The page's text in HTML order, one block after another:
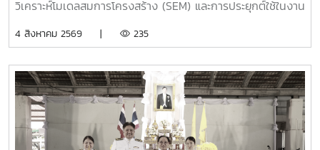
มหาวิทยาลัยเทคโนโลยีราชมงคลล้านนา . ?? ผลงานได้รับรางวัล
โดย ดร.วุฒิพงษ์ ฉั่วตระกูล และคณะนักวิจัย 2. ประเภทนวัตกร
วิสาหกิจกลุ่มเกษตรกรเพื่อการเกษตรอย่างยั่งยืนบ้านหนองแฝก
3. ประเภทนวัตกรชุมชน รางวัล "ประกาศเกียรติคุณ" โดย คุณ
เฉลิมชัย จันทร์ชา ประธานวิสาหกิจชุมชนเกษตรกรรมพื้นบ้าน
ตำบลสำราญราษฎร์ 4. ประเภทนวัตกรรมเทคโนโลยีที่เหมาะสม
รางวัล "ประกาศเกียรติคุณ" โดย คณะนักวิจัยและนวัตกรชุมชน .
วิเคราะห์โมเดลสมการโครงสร้าง (SEM) และการประยุกต์ใช้ในงาน
อำนวยการบัณฑิตวิทยาลัย มหาวิทยาลัยราชภัฏภูเก็ต เป็น
#TDSMJU #TD #TourismDevelopment #มหาวิทยาลัยแม่โจ้
#คณะพัฒนาการท่องเที่ยว #ท่องเที่ยวแม่โจ้
4 สิงหาคม 2569 | 235